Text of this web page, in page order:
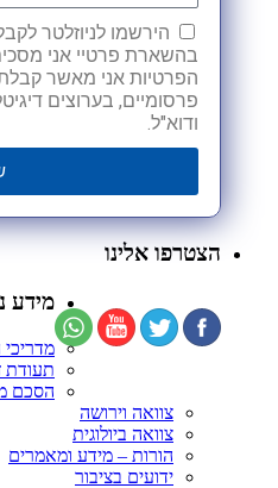
הירשמו לניוזלטר
בהשארת פרטיי אני
הפרטיות אני מאשר קבלת
פרסומיים, בערוצים
ודוא"ל.
הצטרפו אלינו
מידע
מדריכי
תעודת
הסכם
צוואה וירושה
צוואה ביולוגית
הורות – מידע ומאמרים
ידועים בציבור